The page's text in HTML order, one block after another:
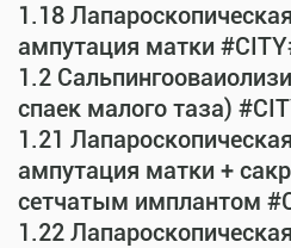
1.18
ампутация матки
1.2
спаек малого таза)
1.21
ампутация матки +
сетчатым имплантом
1.22 Лапароскопическая